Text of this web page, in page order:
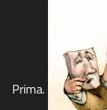
Prima.